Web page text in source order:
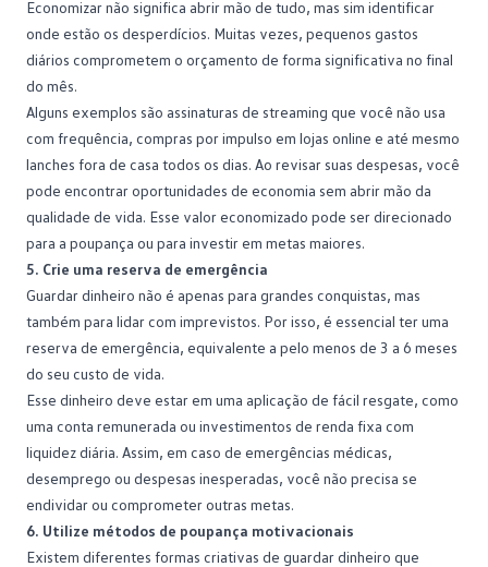
Economizarnão significa abrir mão de tudo, mas sim identificar
onde estão os desperdícios. Muitas vezes, pequenos gastos
diários comprometem o orçamento de forma significativa no final
do mês.
Alguns exemplos são assinaturas de streaming que você não usa
com frequência, compras por impulso em lojas online e até mesmo
lanches fora de casa todos os dias. Ao revisar suas despesas, você
pode encontrar oportunidades de economia sem abrir mão da
qualidade de vida. Esse valor economizado pode ser direcionado
para a poupança ou para investir em metas maiores.
5. Crie uma reserva de emergência
Guardar dinheiro não é apenas para grandes conquistas, mas
também para lidar com imprevistos. Por isso, é essencial ter uma
reserva de emergência, equivalente a pelo menos de 3 a 6 meses
do seu custo de vida.
Esse dinheiro deve estar em uma aplicação de fácil resgate, como
uma conta remunerada ou investimentos de renda fixa com
liquidez diária. Assim, em caso de emergências médicas,
desemprego ou despesas inesperadas, você não precisa se
endividar ou comprometer outras metas.
6. Utilize métodos de poupança motivacionais
Existem diferentes formas criativas de guardar dinheiro que